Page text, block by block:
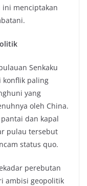
ini menciptakan
Senkaku
konflik paling
yang
oleh China.
dan kapal
pulau tersebut
status quo.
perebutan
ambisi geopolitik